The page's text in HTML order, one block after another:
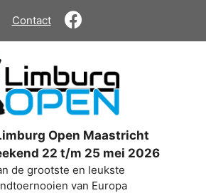
Contact
Open Maastricht
22 t/m 25 mei 2026
de grootste en leukste
van Europa